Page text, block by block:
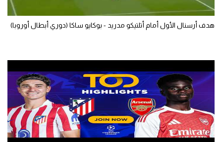
أمريكا
ركن الألعاب
Gamers
ميركاتو
تحقيق في الجول
تقرير في الجول
هدف أرسنال الأول أمام أتلتيكو مدريد - بوكايو ساكا (دوري أبطال أوروبا)